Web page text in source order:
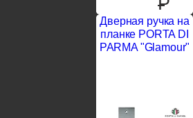
Дверная ручка на
планке PORTA DI
PARMA "Glamour"